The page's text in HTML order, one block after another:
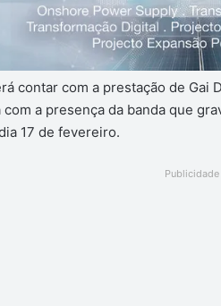
contar com a prestação de Gai
a presença da banda que
17 de fevereiro.
Publicidade